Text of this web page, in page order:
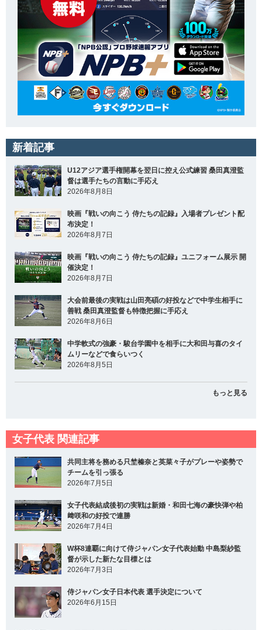
新着記事
U12アジア選手権開幕を翌日に控え公式練習 桑田真澄監
督は選手たちの言動に手応え
2026年8月8日
映画『戦いの向こう 侍たちの記録』入場者プレゼント配
布決定！
2026年8月7日
映画『戦いの向こう 侍たちの記録』ユニフォーム展示 開
催決定！
2026年8月7日
大会前最後の実戦は山田亮碩の好投などで中学生相手に
善戦 桑田真澄監督も特徴把握に手応え
2026年8月6日
中学軟式の強豪・駿台学園中を相手に大和田与喜のタイ
ムリーなどで食らいつく
2026年8月5日
もっと見る
女子代表 関連記事
共同主将を務める只埜榛奈と英菜々子がプレーや姿勢で
チームを引っ張る
2026年7月5日
女子代表結成後初の実戦は新婚・和田七海の豪快弾や柏
﨑咲和の好投で連勝
2026年7月4日
W杯8連覇に向けて侍ジャパン女子代表始動 中島梨紗監
督が示した新たな目標とは
2026年7月3日
侍ジャパン女子日本代表 選手決定について
2026年6月15日